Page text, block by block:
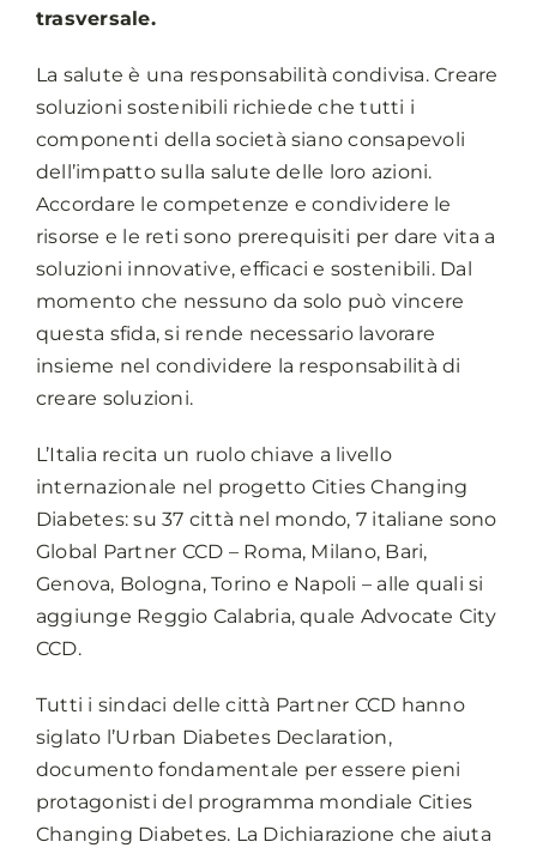
trasversale.
La salute è una responsabilità condivisa. Creare
soluzioni sostenibili richiede che tutti i
componenti della società siano consapevoli
dell’impatto sulla salute delle loro azioni.
Accordare le competenze e condividere le
risorse e le reti sono prerequisiti per dare vita a
soluzioni innovative, efficaci e sostenibili. Dal
momento che nessuno da solo può vincere
questa sfida, si rende necessario lavorare
insieme nel condividere la responsabilità di
creare soluzioni.
L’Italia recita un ruolo chiave a livello
internazionale nel progetto Cities Changing
Diabetes: su 37 città nel mondo, 7 italiane sono
Global Partner CCD – Roma, Milano, Bari,
Genova, Bologna, Torino e Napoli – alle quali si
aggiunge Reggio Calabria, quale Advocate City
CCD.
Tutti i sindaci delle città Partner CCD hanno
siglato l’Urban Diabetes Declaration,
documento fondamentale per essere pieni
protagonisti del programma mondiale Cities
Changing Diabetes. La Dichiarazione che aiuta